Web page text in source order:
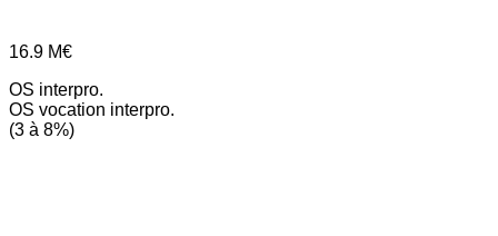
16.9 M€
OS interpro.
OS vocation interpro.
(3 à 8%)